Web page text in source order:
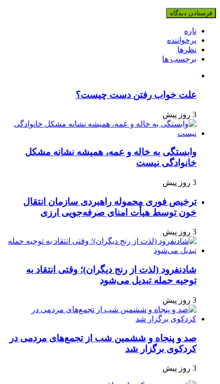
تازه
پرخواننده
نظرها
برچسب ها
علت خواب رفتن دست چیست؟
3 روز پیش
وابستگی به خاله و عمه، همیشه نشانه مشکل
خانوادگی نیست
3 روز پیش
ترخیص فوری محموله راهبردی سازمان انتقال
خون توسط هیأت امنای صرفه‌جویی ارزی
3 روز پیش
شادنفرود (لذت از رنج دیگران)؛ وقتی انتقاد به
توجیه حمله تبدیل می‌شود
3 روز پیش
صد و پنجاه‌ و ششمین شب از تجمع‌های مردمی در
کردکوی برگزار شد
3 روز پیش